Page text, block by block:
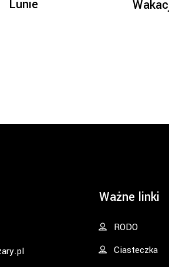
Lunie
Ważne linki
RODO
Ciasteczka